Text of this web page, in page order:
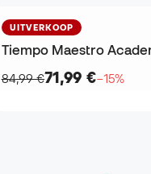
UITVERKOOP
84,99 €71,99 €−15%